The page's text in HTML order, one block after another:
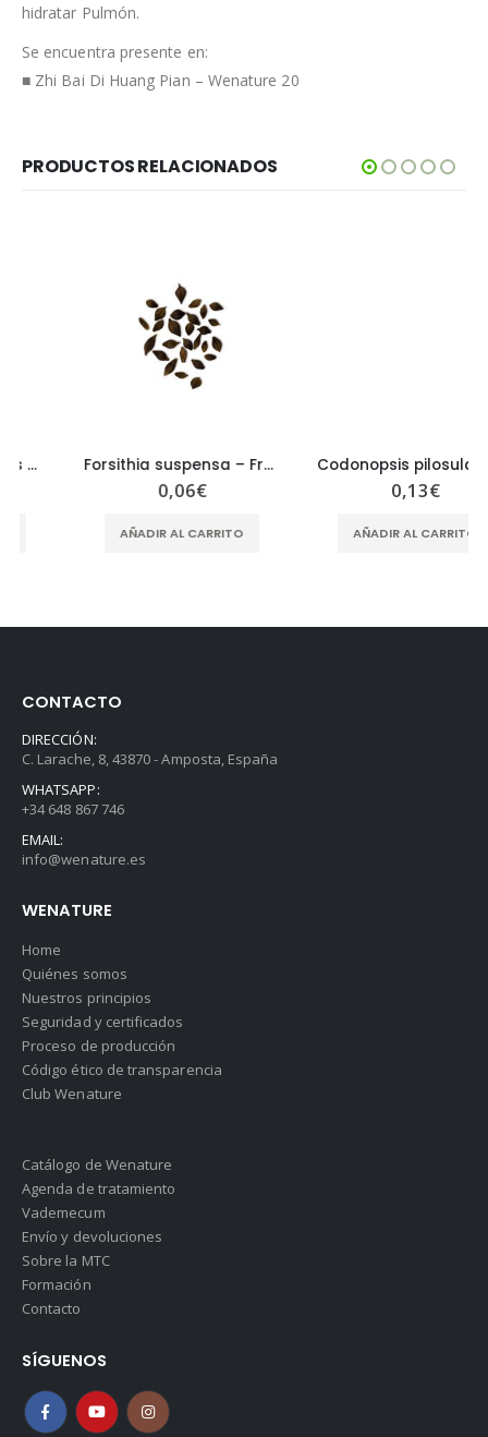
hidratar Pulmón.
Se encuentra presente en:
■ Zhi Bai Di Huang Pian – Wenature 20
PRODUCTOS RELACIONADOS
Forsithia suspensa – Fructus Forsithiae – LIAN QIAO
AÑADIR AL CARRITO
Codonopsis pilosula – Radix Codonopsis Pilosulae – DANG SHEN
AÑADIR AL CARRITO
CONTACTO
DIRECCIÓN:
C. Larache, 8, 43870 - Amposta, España
WHATSAPP:
+34 648 867 746
EMAIL:
info@wenature.es
WENATURE
Home
Quiénes somos
Nuestros principios
Seguridad y certificados
Proceso de producción
Código ético de transparencia
Club Wenature
Catálogo de Wenature
Agenda de tratamiento
Vademecum
Envío y devoluciones
Sobre la MTC
Formación
Contacto
SÍGUENOS